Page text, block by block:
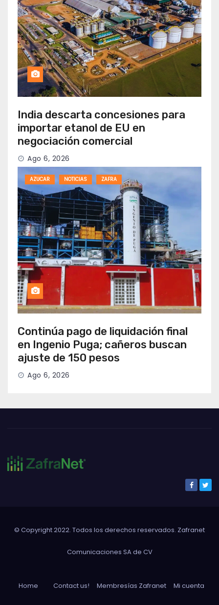
India descarta concesiones para
importar etanol de EU en
negociación comercial
Ago 6, 2026
AZUCAR NOTICIAS ZAFRA
Continúa pago de liquidación final
en Ingenio Puga; cañeros buscan
ajuste de 150 pesos
Ago 6, 2026
© Copyright 2022. Todos los derechos reservados. Zafranet
Comunicaciones SA de CV
Home Contact us! Membresías Zafranet Mi cuenta